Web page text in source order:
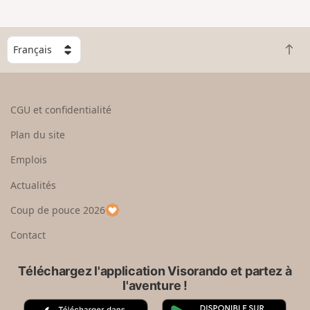
g
n
C
h
o
e
u
p
a
R
e
CGU et confidentialité
Plan du site
Emplois
Actualités
Coup de pouce 2026
Contact
Téléchargez l'application Visorando et partez à
l'aventure !
A G